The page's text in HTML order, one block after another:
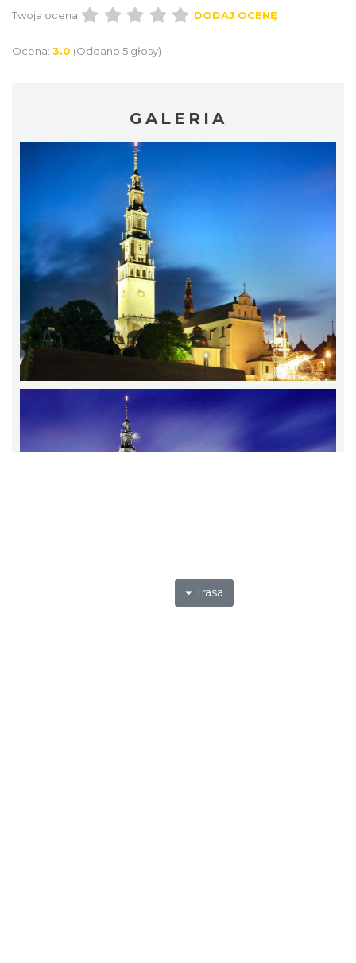
Twoja ocena: DODAJ OCENĘ
Ocena: 3.0 (Oddano 5 głosy)
GALERIA
Trasa